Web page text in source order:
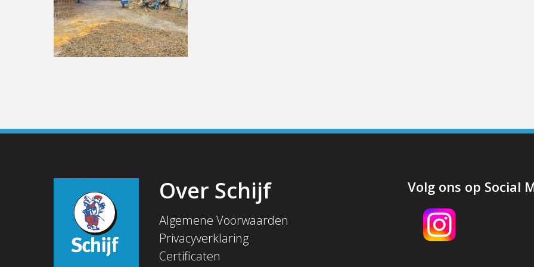
Over Schijf
Algemene Voorwaarden
Privacyverklaring
Certificaten
Volg ons op Social